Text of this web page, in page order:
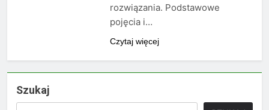
rozwiązania. Podstawowe
pojęcia i…
Czytaj więcej
Szukaj